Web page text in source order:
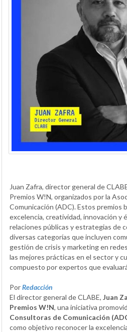
Juan Zafra, director general de
Premios W!N, organizados por la
Comunicación (ADC). Estos premios
excelencia, creatividad, innovación y
relaciones públicas y estrategias de
diversas categorías que incluyen
gestión de crisis y marketing en
las mejores prácticas en el sector y
compuesto por expertos que
PorRedacción
El director general de CLABE, Juan
Premios W!N, una iniciativa
Consultoras de Comunicación
como objetivo reconocer la